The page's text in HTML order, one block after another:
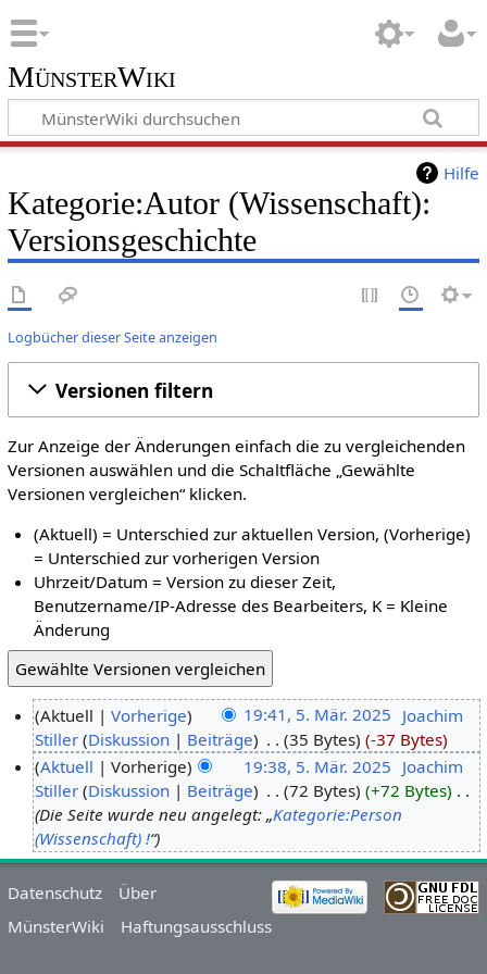
MünsterWiki
Hilfe
Kategorie:Autor (Wissenschaft):
Versionsgeschichte
Logbücher dieser Seite anzeigen
Versionen filtern
Zur Anzeige der Änderungen einfach die zu vergleichenden
Versionen auswählen und die Schaltfläche „Gewählte
Versionen vergleichen“ klicken.
(Aktuell) = Unterschied zur aktuellen Version, (Vorherige)
= Unterschied zur vorherigen Version
Uhrzeit/Datum = Version zu dieser Zeit,
Benutzername/IP-Adresse des Bearbeiters, K = Kleine
Änderung
Aktuell Vorherige 19:41, 5. Mär. 2025 Joachim
Stiller Diskussion Beiträge 35 Bytes
-37 Bytes
Aktuell
Vorherige 19:38, 5. Mär. 2025 Joachim
Stiller Diskussion Beiträge 72 Bytes +72 Bytes
Die Seite wurde neu angelegt: „Kategorie:Person
(Wissenschaft) !“
Datenschutz
Über
MünsterWiki
Haftungsausschluss